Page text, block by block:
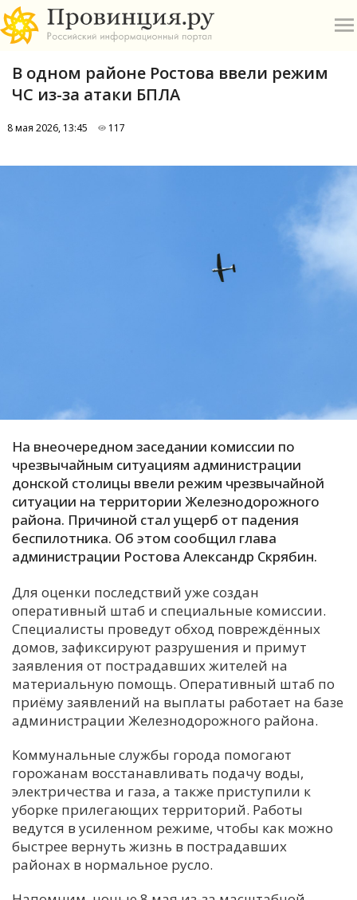
И
К
М
Н
О
Т
У
Х
Ч
Я
В одном районе Ростова ввели режим
ЧС из-за атаки БПЛА
8 мая 2026, 13:45 117
На внеочередном заседании комиссии по
чрезвычайным ситуациям администрации
донской столицы ввели режим чрезвычайной
ситуации на территории Железнодорожного
района. Причиной стал ущерб от падения
беспилотника. Об этом сообщил глава
администрации Ростова Александр Скрябин.
Для оценки последствий уже создан
оперативный штаб и специальные комиссии.
Специалисты проведут обход повреждённых
домов, зафиксируют разрушения и примут
заявления от пострадавших жителей на
материальную помощь. Оперативный штаб по
приёму заявлений на выплаты работает на базе
администрации Железнодорожного района.
Коммунальные службы города помогают
горожанам восстанавливать подачу воды,
электричества и газа, а также приступили к
уборке прилегающих территорий. Работы
ведутся в усиленном режиме, чтобы как можно
быстрее вернуть жизнь в пострадавших
районах в нормальное русло.